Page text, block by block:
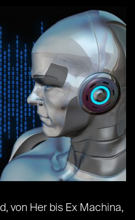
von Her bis Ex Machina,